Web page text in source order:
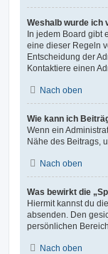
Weshalb wurde ich
In jedem Board gibt
eine dieser Regeln
Entscheidung der
Kontaktiere einen
Nach oben
Wie kann ich
Wenn ein
Nähe des Beitrags,
Nach oben
Was bewirkt die
Hiermit kannst du
absenden. Den
persönlichen
Nach oben